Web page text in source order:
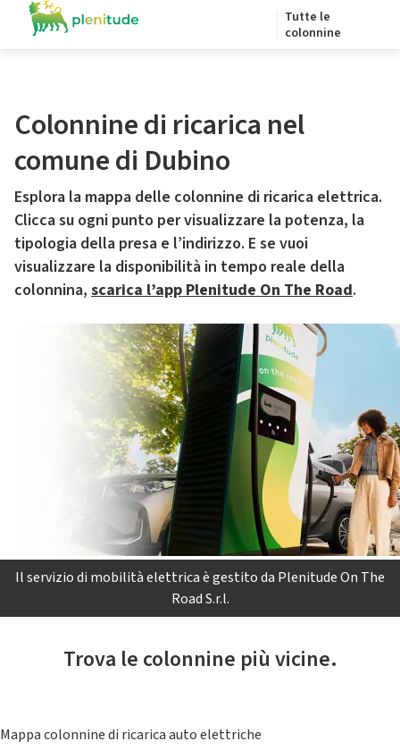
Tutte le
colonnine
Colonnine di ricarica nel
comune di Dubino
Esplora la mappa delle colonnine di ricarica elettrica.
Clicca su ogni punto per visualizzare la potenza, la
tipologia della presa e l’indirizzo. E se vuoi
visualizzare la disponibilità in tempo reale della
colonnina, scarica l’app Plenitude On The Road.
Il servizio di mobilità elettrica è gestito da Plenitude On The
Road S.r.l.
Trova le colonnine più vicine.
Mappa colonnine di ricarica auto elettriche